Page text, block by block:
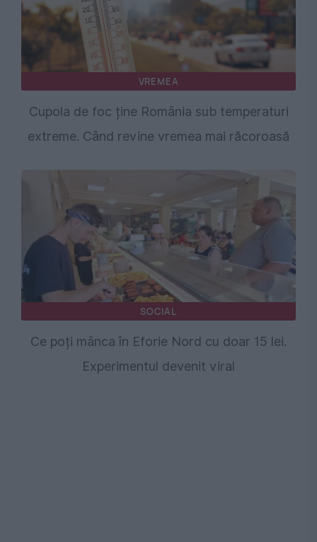
VREMEA
Cupola de foc ține România sub temperaturi
extreme. Când revine vremea mai răcoroasă
SOCIAL
Ce poți mânca în Eforie Nord cu doar 15 lei.
Experimentul devenit viral